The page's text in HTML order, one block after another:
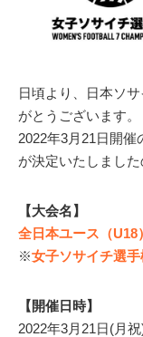
日頃より、日本ソ
がとうございます。
2022年3月21日開
が決定いたしました
【大会名】
全日本ユース（U18
※女子ソサイチ選
【開催日時】
2022年3月21日(月